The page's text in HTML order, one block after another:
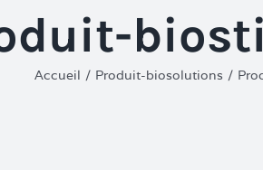
Accueil / Produit-biosolutions /